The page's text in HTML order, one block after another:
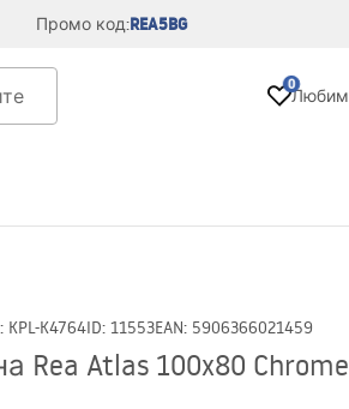
Промо код:REA5BG
0
Любим
: KPL-K4764ID: 11553EAN: 5906366021459
Rea Atlas 100x80 Chrome